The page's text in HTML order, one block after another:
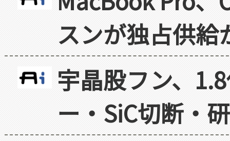
スンが独占供給
宇晶股フン、
ー・SiC切断・